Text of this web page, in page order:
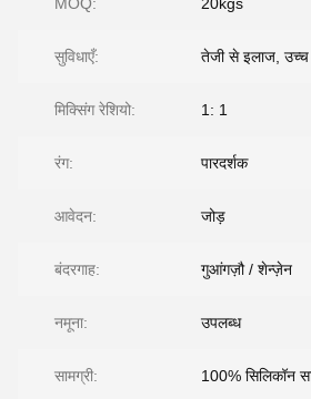
सुविधाएँ: तेजी से इलाज, उच्च
मिक्सिंग रेशियो: 1: 1
रंग: पारदर्शक
आवेदन: जोड़
बंदरगाह: गुआंगज़ौ / शेन्ज़ेन
नमूना: उपलब्ध
सामग्री: 100% सिलिकॉन